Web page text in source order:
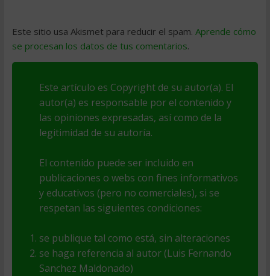
Este sitio usa Akismet para reducir el spam. Aprende cómo
se procesan los datos de tus comentarios.
Este artículo es Copyright de su autor(a). El
autor(a) es responsable por el contenido y
las opiniones expresadas, así como de la
legitimidad de su autoría.
El contenido puede ser incluido en
publicaciones o webs con fines informativos
y educativos (pero no comerciales), si se
respetan las siguientes condiciones:
se publique tal como está, sin alteraciones
se haga referencia al autor (Luis Fernando
Sanchez Maldonado)